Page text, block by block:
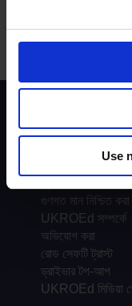
Use
প্রশিক্ষকদের প্রশিক্ষক
গুণগত মান নিশ্চিত করা
UKROEd সম্পর্কে
অভিযোগ করা
রোড সেফটি ট্রাস্ট
ড্রাইভার টপ-আপ
UKROEd মিডিয়া